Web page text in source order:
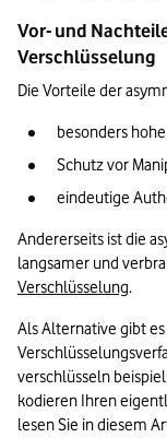
Vor- und
Verschlüsselung
Die Vorteile der
besonders
Schutz vor
eindeutige
Andererseits ist die
langsamer und
Verschlüsselung.
Als Alternative gibt
verschlüsseln
kodieren Ihren
lesen Sie in diesem